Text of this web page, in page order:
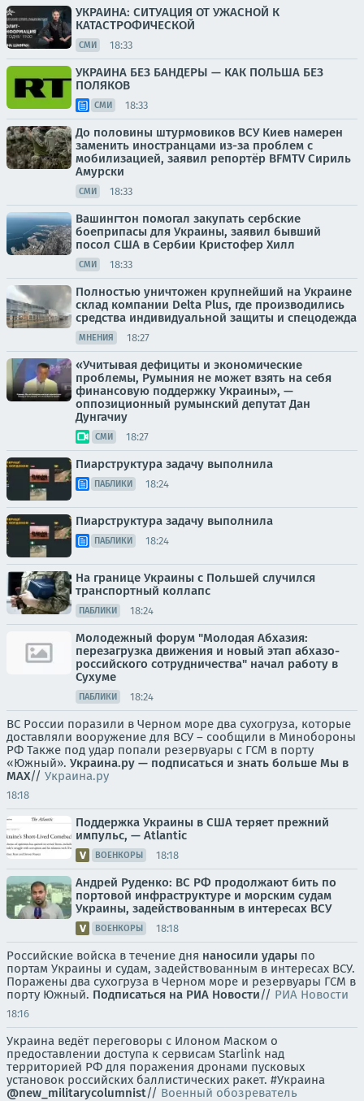
УКРАИНА: СИТУАЦИЯ ОТ УЖАСНОЙ К
КАТАСТРОФИЧЕСКОЙ
СМИ 18:33
УКРАИНА БЕЗ БАНДЕРЫ — КАК ПОЛЬША БЕЗ
ПОЛЯКОВ
СМИ 18:33
До половины штурмовиков ВСУ Киев намерен
заменить иностранцами из-за проблем с
мобилизацией, заявил репортёр BFMTV Сириль
Амурски
СМИ 18:33
Вашингтон помогал закупать сербские
боеприпасы для Украины, заявил бывший
посол США в Сербии Кристофер Хилл
СМИ 18:33
Полностью уничтожен крупнейший на Украине
склад компании Delta Plus, где производились
средства индивидуальной защиты и спецодежда
МНЕНИЯ 18:27
«Учитывая дефициты и экономические
проблемы, Румыния не может взять на себя
финансовую поддержку Украины», —
оппозиционный румынский депутат Дан
Дунгачиу
СМИ 18:27
Пиарструктура задачу выполнила
ПАБЛИКИ 18:24
Пиарструктура задачу выполнила
ПАБЛИКИ 18:24
На границе Украины с Польшей случился
транспортный коллапс
ПАБЛИКИ 18:24
Молодежный форум "Молодая Абхазия:
перезагрузка движения и новый этап абхазо-
российского сотрудничества" начал работу в
Сухуме
ПАБЛИКИ 18:24
ВС России поразили в Черном море два сухогруза, которые
доставляли вооружение для ВСУ – сообщили в Минобороны
РФ Также под удар попали резервуары с ГСМ в порту
«Южный». Украина.ру — подписаться и знать больше Мы в
MAX// Украина.ру
18:18
Поддержка Украины в США теряет прежний
импульс, — Atlantic
ВОЕНКОРЫ 18:18
Андрей Руденко: ВС РФ продолжают бить по
портовой инфраструктуре и морским судам
Украины, задействованным в интересах ВСУ
ВОЕНКОРЫ 18:18
Российские войска в течение дня наносили удары по
портам Украины и судам, задействованным в интересах ВСУ.
Поражены два сухогруза в Черном море и резервуары ГСМ в
порту Южный. Подписаться на РИА Новости// РИА Новости
18:16
Украина ведёт переговоры с Илоном Маском о
предоставлении доступа к сервисам Starlink над
территорией РФ для поражения дронами пусковых
установок российских баллистических ракет. #Украина
@new_militarycolumnist// Военный обозреватель